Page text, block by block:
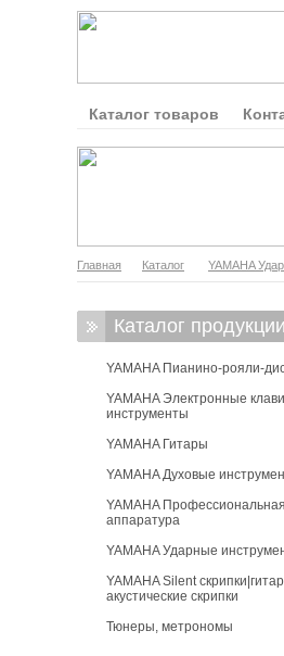
Каталог товаров
Главная Каталог YAMAHA
Каталог продукции
YAMAHA Пианино-рояли-
YAMAHA Электронные
инструменты
YAMAHA Гитары
YAMAHA Духовые
YAMAHA
аппаратура
YAMAHA Ударные
YAMAHA Silent
акустические скрипки
Тюнеры, метрономы